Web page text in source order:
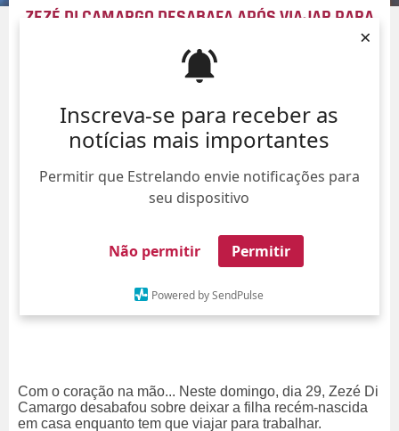
Inscreva-se para receber as
notícias mais importantes
Permitir que Estrelando envie notificações para
seu dispositivo
Não permitir Permitir
Powered by SendPulse
×
ZEZÉ DI CAMARGO DESABAFA APÓS VIAJAR PARA
APÓS NASCIMENTO DE CLARA:
CORAÇÃO APERTADO
Com o coração na mão... Neste domingo, dia 29, Zezé Di
Camargo desabafou sobre deixar a filha recém-nascida
em casa enquanto tem que viajar para trabalhar.